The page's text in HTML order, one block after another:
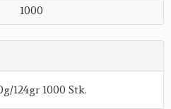
1000
124gr 1000 Stk.